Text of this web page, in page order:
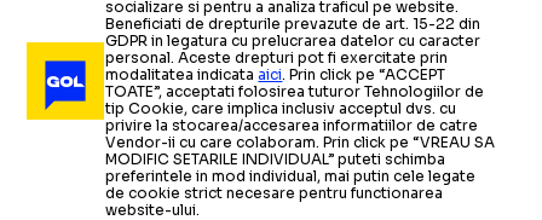
socializare si pentru a analiza traficul pe website.
Beneficiati de drepturile prevazute de art. 15-22 din
GDPR in legatura cu prelucrarea datelor cu caracter
personal. Aceste drepturi pot fi exercitate prin
modalitatea indicataaici. Prin click pe “ACCEPT
TOATE”, acceptati folosirea tuturor Tehnologiilor de
tip Cookie, care implica inclusiv acceptul dvs. cu
privire la stocarea/accesarea informatiilor de catre
Vendor-ii cu care colaboram. Prin click pe “VREAU SA
MODIFIC SETARILE INDIVIDUAL” puteti schimba
preferintele in mod individual, mai putin cele legate
de cookie strict necesare pentru functionarea
website-ului.